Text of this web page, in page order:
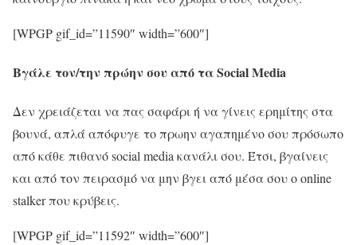
[WPGP gif_id=”11590″ width=”600″]
Βγάλε τον/την πρώην σου από τα Social Media
Δεν χρειάζεται να πας σαφάρι ή να γίνεις ερημίτης στα
βουνά, απλά απόφυγε το πρωην αγαπημένο σου πρόσωπο
από κάθε πιθανό social media κανάλι σου. Έτσι, βγαίνεις
και από τον πειρασμό να μην βγει από μέσα σου ο online
stalker που κρύβεις.
[WPGP gif_id=”11592″ width=”600″]